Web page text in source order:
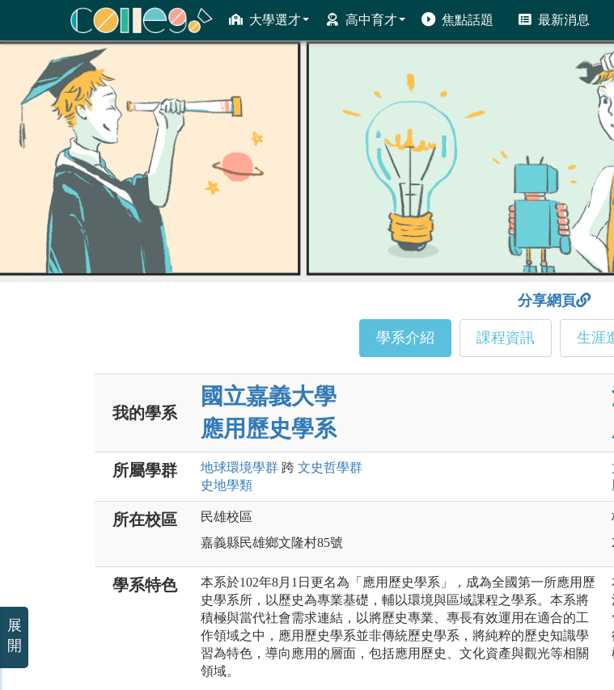
大學選才 高中育才 焦點話題 最新消息
ColleGo! 大學選才與高中育才輔助系統
分享網頁
學系介紹 課程資訊 生涯
我的學系
國立嘉義大學
應用歷史學系
所屬學群 地球環境學群 跨 文史哲學群
史地學類
所在校區
民雄校區
嘉義縣民雄鄉文隆村85號
學系特色
本系於102年8月1日更名為「應用歷史學系」，成為全國第一所應用歷
史學系所，以歷史為專業基礎，輔以環境與區域課程之學系。本系將
積極與當代社會需求連結，以將歷史專業、專長有效運用在適合的工
作領域之中，應用歷史學系並非傳統歷史學系，將純粹的歷史知識學
習為特色，導向應用的層面，包括應用歷史、文化資產與觀光等相關
領域。
展
開